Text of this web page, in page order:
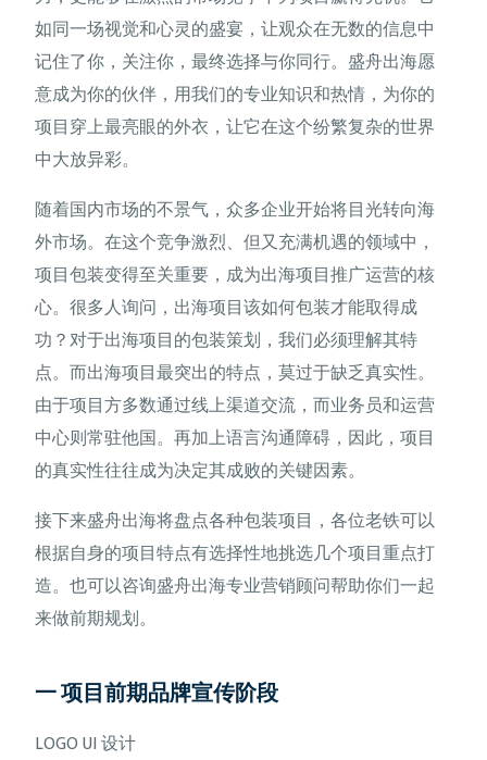
如同一场视觉和心灵的盛宴，让观众在无数的信息中
记住了你，关注你，最终选择与你同行。盛舟出海愿
意成为你的伙伴，用我们的专业知识和热情，为你的
项目穿上最亮眼的外衣，让它在这个纷繁复杂的世界
中大放异彩。
随着国内市场的不景气，众多企业开始将目光转向海
外市场。在这个竞争激烈、但又充满机遇的领域中，
项目包装变得至关重要，成为出海项目推广运营的核
心。很多人询问，出海项目该如何包装才能取得成
功？对于出海项目的包装策划，我们必须理解其特
点。而出海项目最突出的特点，莫过于缺乏真实性。
由于项目方多数通过线上渠道交流，而业务员和运营
中心则常驻他国。再加上语言沟通障碍，因此，项目
的真实性往往成为决定其成败的关键因素。
接下来盛舟出海将盘点各种包装项目，各位老铁可以
根据自身的项目特点有选择性地挑选几个项目重点打
造。也可以咨询盛舟出海专业营销顾问帮助你们一起
来做前期规划。
一 项目前期品牌宣传阶段
LOGO UI 设计